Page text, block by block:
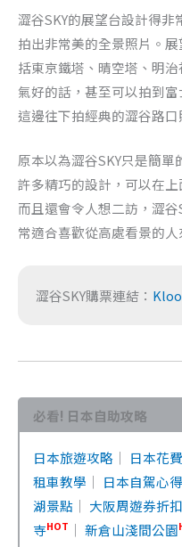
澀谷SKY的展望台設計得
拍出非常美的全景照片。
括東京鐵塔、晴空塔、明
氣好的話，甚至可以拍到
這邊往下拍經典的澀谷路口
原本以為澀谷SKY只是簡
許多精巧的設計，可以在
而且還會令人想二訪，澀
常適合喜歡從高處看景的人
澀谷SKY購票連結：
必看! 日本自助攻略
日本旅遊攻略 ｜ 日本花
租車教學 ｜ 日本自駕心得
湖景點 ｜ 大阪周遊券折
寺HOT ｜ 新倉山淺間公園